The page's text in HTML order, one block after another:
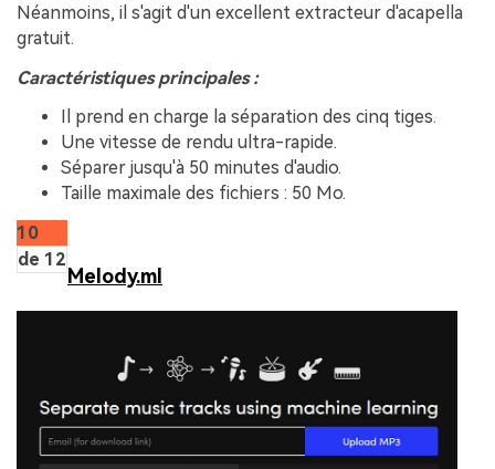
Néanmoins, il s'agit d'un excellent extracteur d'acapella
gratuit.
Caractéristiques principales :
Il prend en charge la séparation des cinq tiges.
Une vitesse de rendu ultra-rapide.
Séparer jusqu'à 50 minutes d'audio.
Taille maximale des fichiers : 50 Mo.
10
de 12
Melody.ml